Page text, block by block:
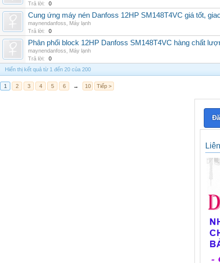
Trả lời:
0
Cung ứng máy nén Danfoss 12HP SM148T4VC giá tốt,
maynendanfoss
Máy lạnh
Trả lời:
0
Phân phối block 12HP Danfoss SM148T4VC hàng chất
maynendanfoss
Máy lạnh
Trả lời:
0
Hiển thị kết quả từ 1 đến 20 của 200
1 2 3 4 5 6 → 10 Tiếp >